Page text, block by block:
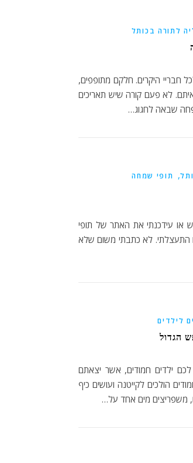
לתורה בכותל
היקרים. חלקם מתופפים,
לא פעם קורה שיש תאריכים
שבאה לחגוג…
, תופי שמחה
עידכנתי את האתר של תופי
התעצלתי. לא כתבתי משום שלא
לילדים
הגדול
ילדים חמודים, אשר יצאתם
הולכים לקייטנה ועושים כיף
משפריצים מים אחד על…